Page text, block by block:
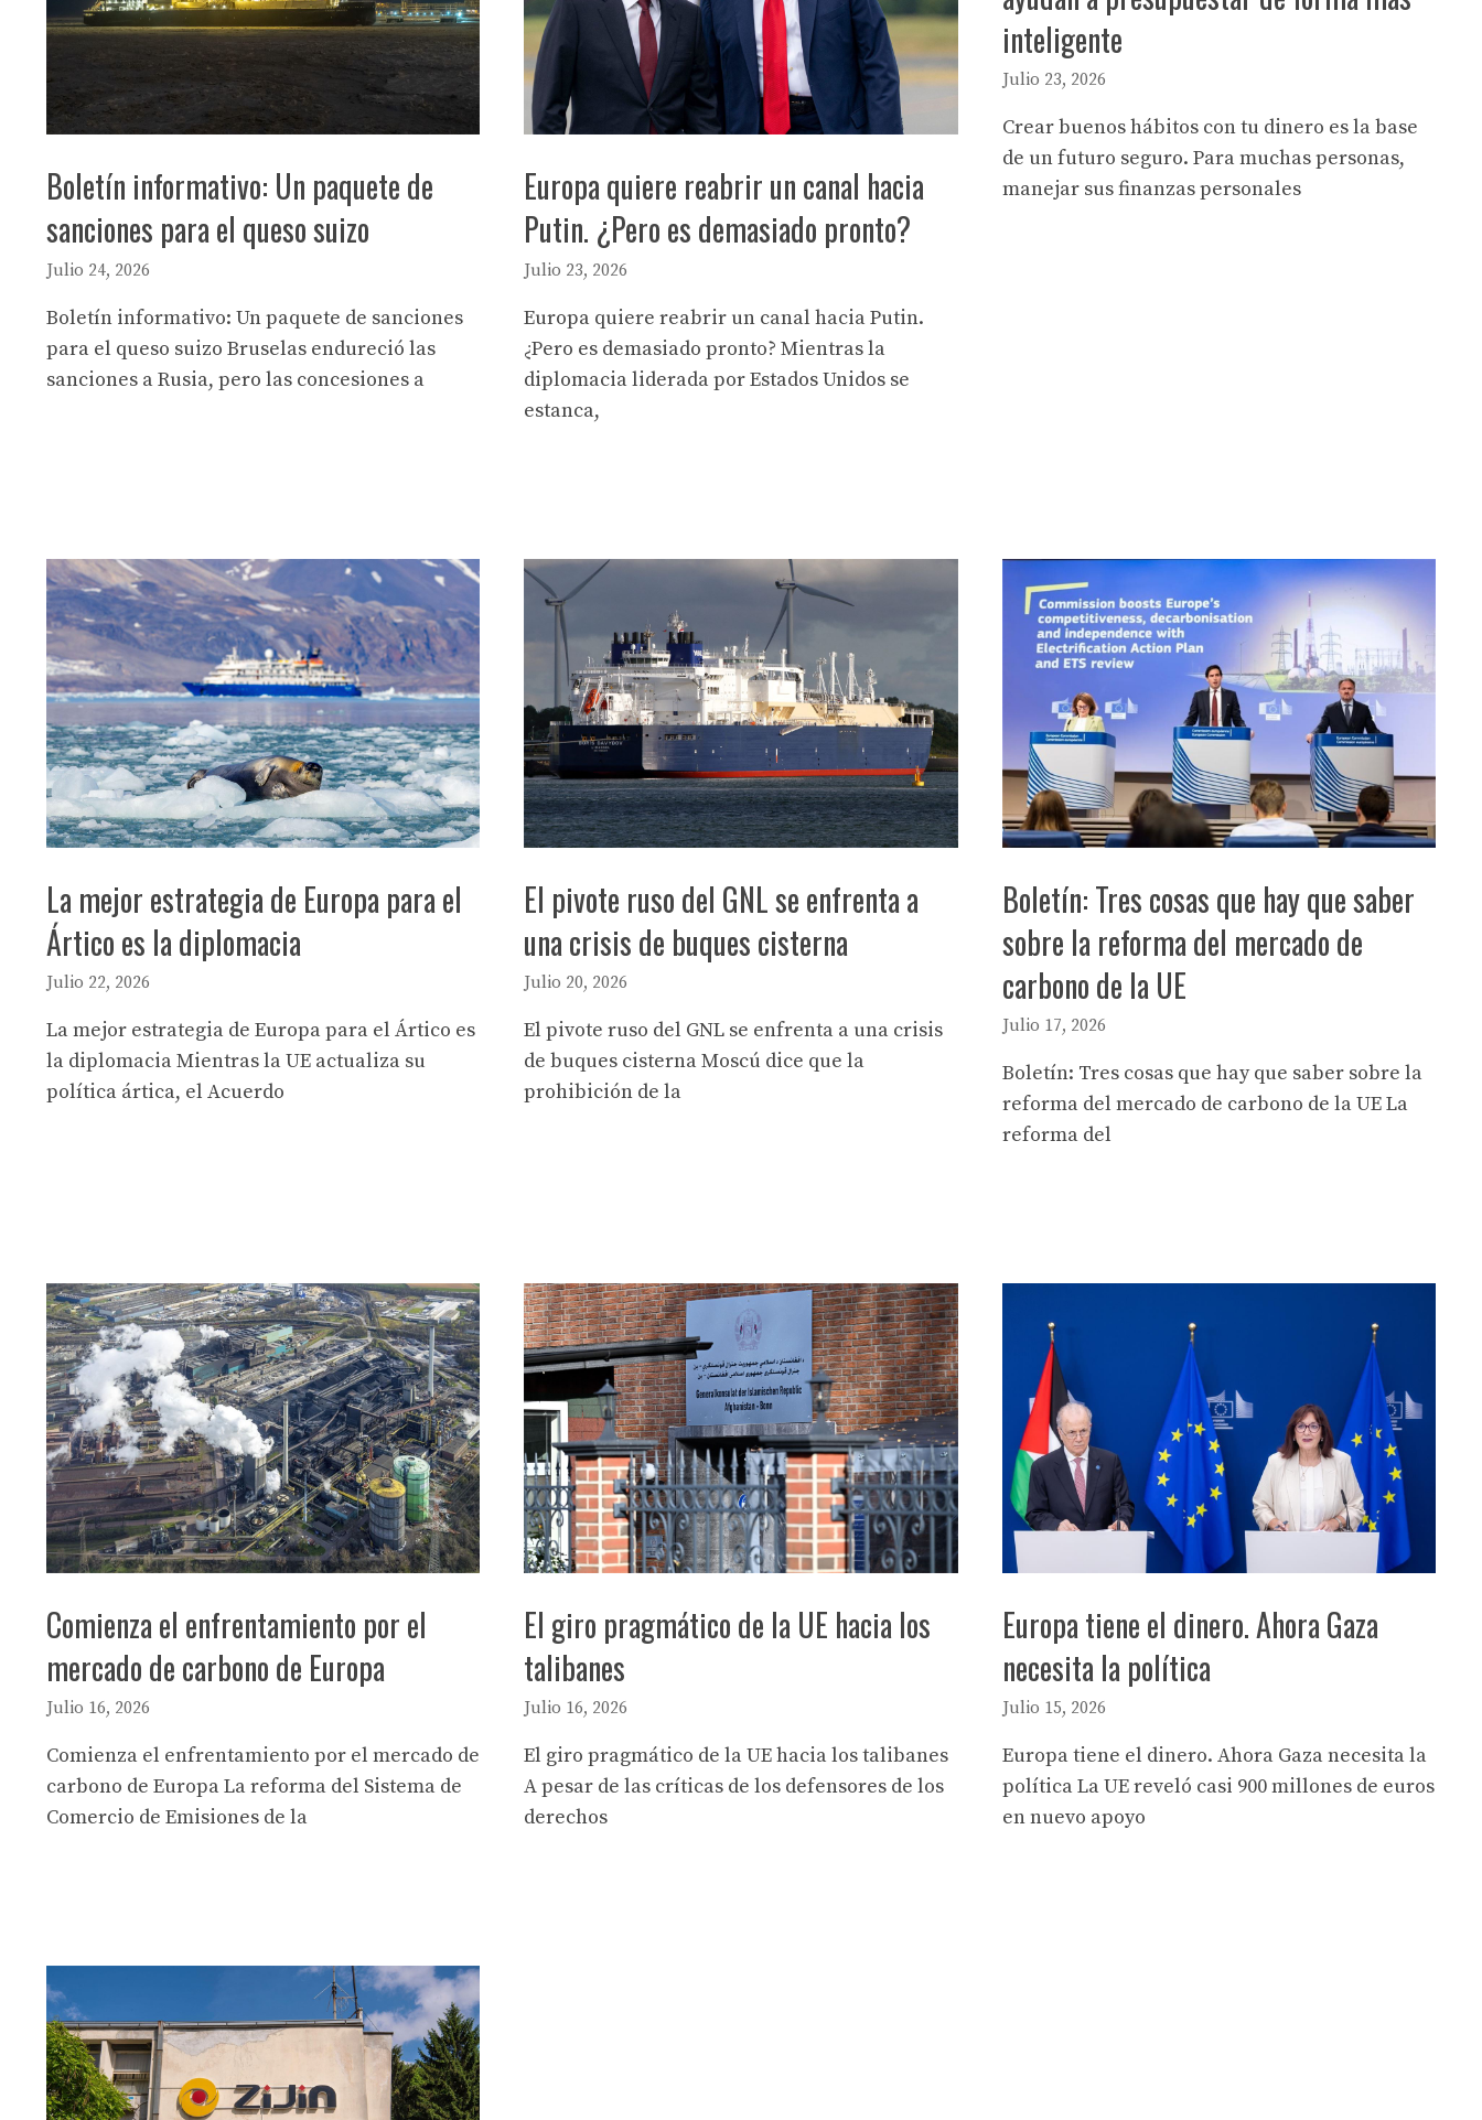
Boletín informativo: Un paquete de
sanciones para el queso suizo
Julio 24, 2026
Boletín informativo: Un paquete de sanciones
para el queso suizo Bruselas endureció las
sanciones a Rusia, pero las concesiones a
Europa quiere reabrir un canal hacia
Putin. ¿Pero es demasiado pronto?
Julio 23, 2026
Europa quiere reabrir un canal hacia Putin.
¿Pero es demasiado pronto? Mientras la
diplomacia liderada por Estados Unidos se
estanca,
inteligente
Julio 23, 2026
Crear buenos hábitos con tu dinero es la base
de un futuro seguro. Para muchas personas,
manejar sus finanzas personales
La mejor estrategia de Europa para el
Ártico es la diplomacia
Julio 22, 2026
La mejor estrategia de Europa para el Ártico es
la diplomacia Mientras la UE actualiza su
política ártica, el Acuerdo
El pivote ruso del GNL se enfrenta a
una crisis de buques cisterna
Julio 20, 2026
El pivote ruso del GNL se enfrenta a una crisis
de buques cisterna Moscú dice que la
prohibición de la
Boletín: Tres cosas que hay que saber
sobre la reforma del mercado de
carbono de la UE
Julio 17, 2026
Boletín: Tres cosas que hay que saber sobre la
reforma del mercado de carbono de la UE La
reforma del
Comienza el enfrentamiento por el
mercado de carbono de Europa
Julio 16, 2026
Comienza el enfrentamiento por el mercado de
carbono de Europa La reforma del Sistema de
Comercio de Emisiones de la
El giro pragmático de la UE hacia los
talibanes
Julio 16, 2026
El giro pragmático de la UE hacia los talibanes
A pesar de las críticas de los defensores de los
derechos
Europa tiene el dinero. Ahora Gaza
necesita la política
Julio 15, 2026
Europa tiene el dinero. Ahora Gaza necesita la
política La UE reveló casi 900 millones de euros
en nuevo apoyo